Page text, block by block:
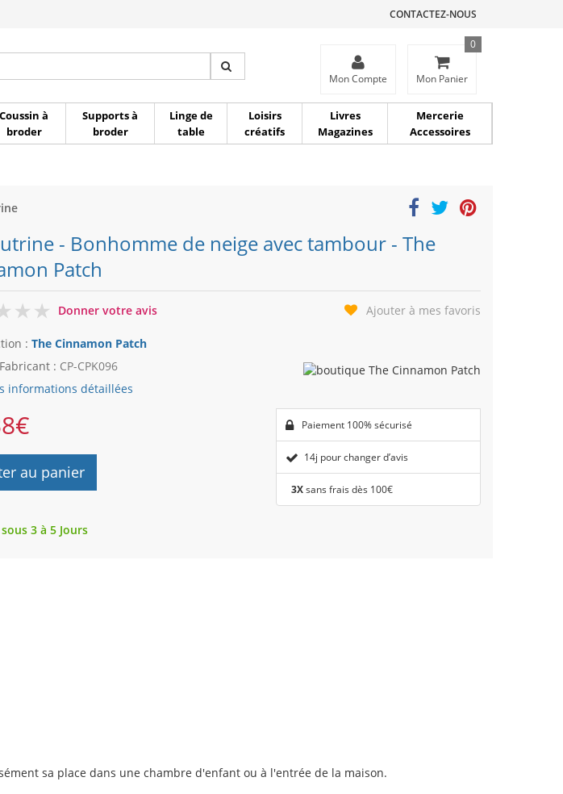
CONTACTEZ-NOUS
Mon Compte Mon Panier
0
Coussin à
broder
Supports à
broder
Linge de
table
Loisirs
créatifs
Livres
Magazines
Mercerie
Accessoires
- Bonhomme de neige avec tambour - The
Patch
0
Donner votre avis Ajouter à mes favoris
: The Cinnamon Patch
: CP-CPK096
informations détaillées
€
au panier
Paiement 100% sécurisé
14j pour changer d’avis
3Xsans frais dès 100€
3 à 5 Jours
sa place dans une chambre d'enfant ou à l'entrée de la maison.